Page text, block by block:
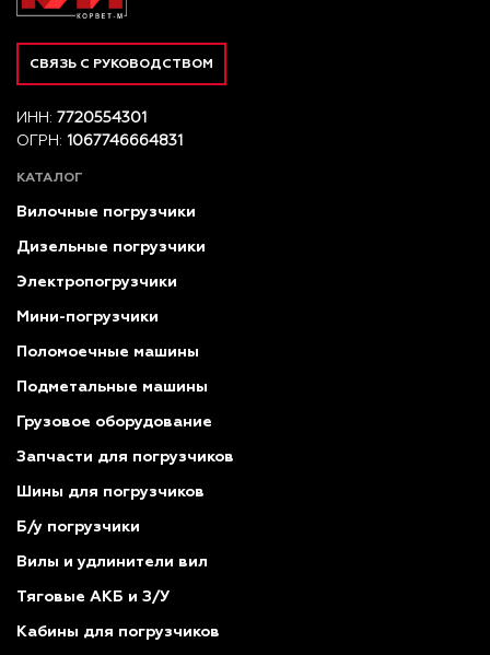
СВЯЗЬ С РУКОВОДСТВОМ
ИНН: 7720554301
ОГРН: 1067746664831
КАТАЛОГ
Вилочные погрузчики
Дизельные погрузчики
Электропогрузчики
Мини-погрузчики
Поломоечные машины
Подметальные машины
Грузовое оборудование
Запчасти для погрузчиков
Шины для погрузчиков
Б/у погрузчики
Вилы и удлинители вил
Тяговые АКБ и З/У
Кабины для погрузчиков